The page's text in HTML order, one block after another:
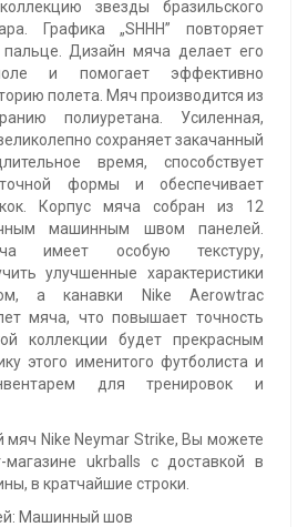
звезды бразильского
Графика „SHHH” повторяет
пальце. Дизайн мяча делает его
и помогает эффективно
полета. Мяч производится из
полиуретана. Усиленная,
сохраняет закачанный
время, способствует
формы и обеспечивает
Корпус мяча собран из 12
машинным швом панелей.
имеет особую текстуру,
улучшенные характеристики
а канавки Nike Aerowtrac
мяча, что повышает точность
коллекции будет прекрасным
этого именитого футболиста и
для тренировок и
мяч Nike Neymar Strike, Вы можете
ukrballs с доставкой в
в кратчайшие строки.
Машинный шов